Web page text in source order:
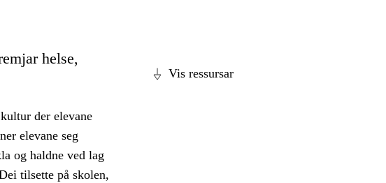
Vis ressursar
helse,
der elevane
elevane seg
og haldne ved lag
tilsette på skolen,